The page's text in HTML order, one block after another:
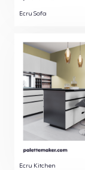
Ecru Sofa
Ecru Kitchen